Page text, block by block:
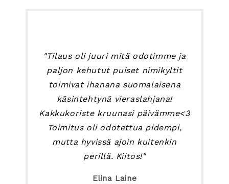
"Tilaus oli juuri mitä odotimme ja
paljon kehutut puiset nimikyltit
toimivat ihanana suomalaisena
käsintehtynä vieraslahjana!
Kakkukoriste kruunasi päivämme<3
Toimitus oli odotettua pidempi,
mutta hyvissä ajoin kuitenkin
perillä. Kiitos!"
Elina Laine